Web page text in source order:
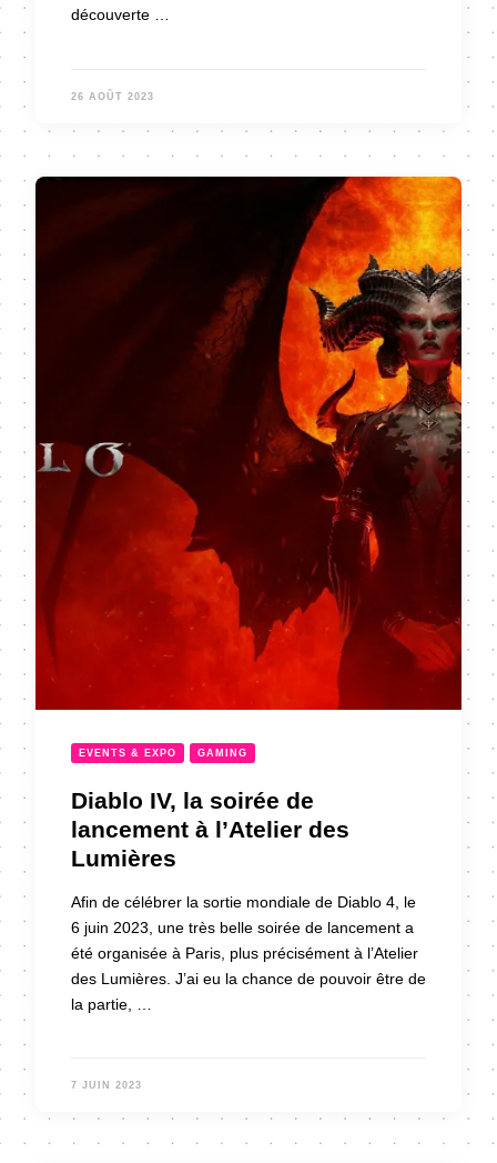
découverte …
26 AOÛT 2023
EVENTS & EXPO GAMING
Diablo IV, la soirée de
lancement à l’Atelier des
Lumières
Afin de célébrer la sortie mondiale de Diablo 4, le
6 juin 2023, une très belle soirée de lancement a
été organisée à Paris, plus précisément à l’Atelier
des Lumières. J’ai eu la chance de pouvoir être de
la partie, …
7 JUIN 2023